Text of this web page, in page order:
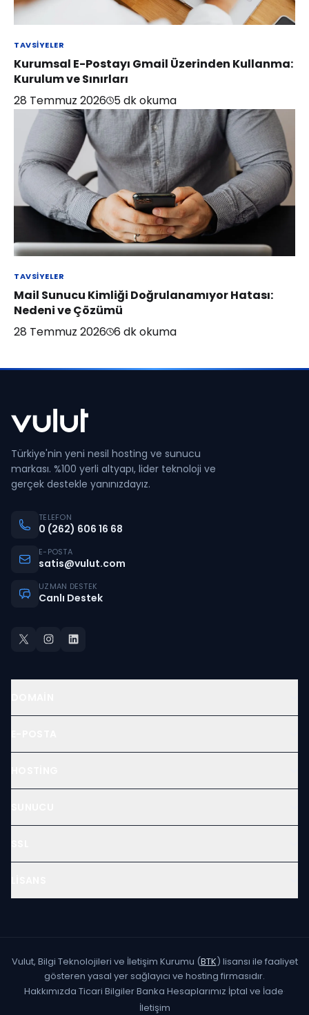
TAVSIYELER
Kurumsal E-Postayı Gmail Üzerinden Kullanma:
Kurulum ve Sınırları
28 Temmuz 2026 5dk okuma
TAVSIYELER
Mail Sunucu Kimliği Doğrulanamıyor Hatası:
Nedeni ve Çözümü
28 Temmuz 2026 6dk okuma
Türkiye'nin yeni nesil hosting ve sunucu
markası. %100 yerli altyapı, lider teknoloji ve
gerçek destekle yanınızdayız.
TELEFON
0 (262) 606 16 68
E-POSTA
satis@vulut.com
UZMAN DESTEK
Canlı Destek
Vulut, Bilgi Teknolojileri ve İletişim Kurumu (BTK) lisansı ile faaliyet
gösteren yasal yer sağlayıcı ve hosting firmasıdır.
Hakkımızda·Ticari Bilgiler·Banka Hesaplarımız·İptal ve İade·
İletişim